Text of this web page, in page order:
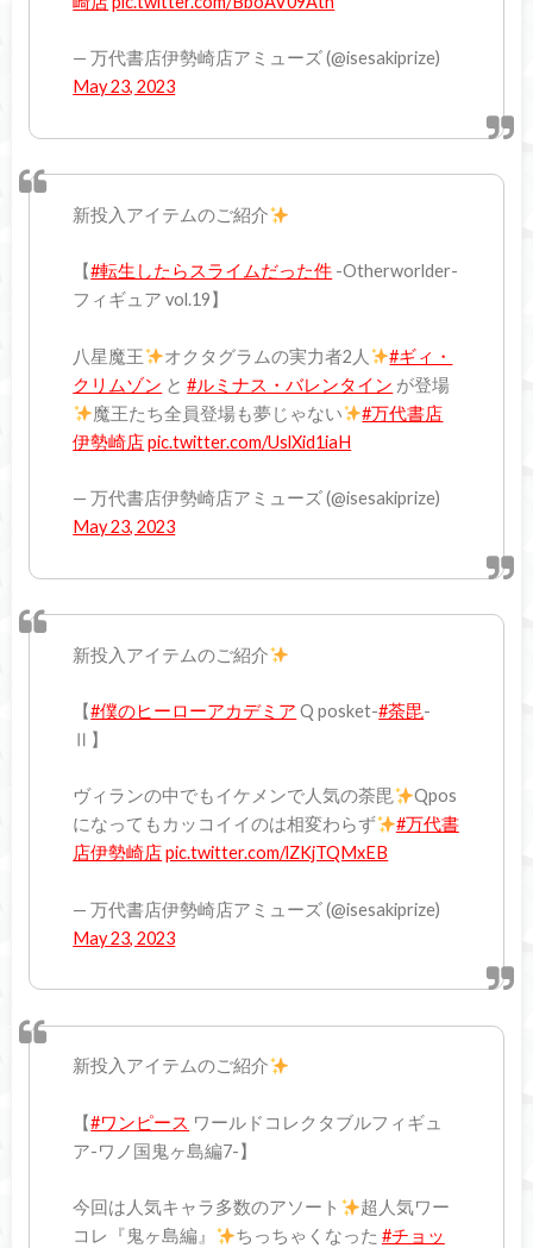
— 万代書店伊勢崎店アミューズ (@isesakiprize)
May 23, 2023
新投入アイテムのご紹介
【#転生したらスライムだった件 -Otherworlder-
フィギュア vol.19】
八星魔王 オクタグラムの実力者2人
#ギィ・
クリムゾン と#ルミナス・バレンタイン が登場
魔王たち全員登場も夢じゃない
#万代書店
伊勢崎店pic.twitter.com/UslXid1iaH
— 万代書店伊勢崎店アミューズ (@isesakiprize)
May 23, 2023
新投入アイテムのご紹介
【#僕のヒーローアカデミア Q posket-#荼毘-
Ⅱ】
ヴィランの中でもイケメンで人気の荼毘
Qpos
になってもカッコイイのは相変わらず
#万代書
店伊勢崎店pic.twitter.com/lZKjTQMxEB
— 万代書店伊勢崎店アミューズ (@isesakiprize)
May 23, 2023
新投入アイテムのご紹介
【#ワンピース ワールドコレクタブルフィギュ
ア-ワノ国鬼ヶ島編7-】
今回は人気キャラ多数のアソート
超人気ワー
コレ『鬼ヶ島編』
ちっちゃくなった #チョッ